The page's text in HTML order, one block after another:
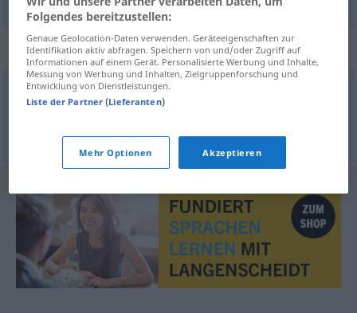
Synonyme für "importieren"
einführen
© OpenThesaurus.de
Folgendes bereitzustellen:
Genaue Geolocation-Daten verwenden. Geräteeigenschaften zur
Identifikation aktiv abfragen. Speichern von und/oder Zugriff auf
Informationen auf einem Gerät. Personalisierte Werbung und Inhalte,
Messung von Werbung und Inhalten, Zielgruppenforschung und
Entwicklung von Dienstleistungen.
Liste der Partner (Lieferanten)
Mehr Optionen Akzeptieren